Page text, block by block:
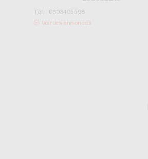
Tél. : 0603405598
Voir les annonces